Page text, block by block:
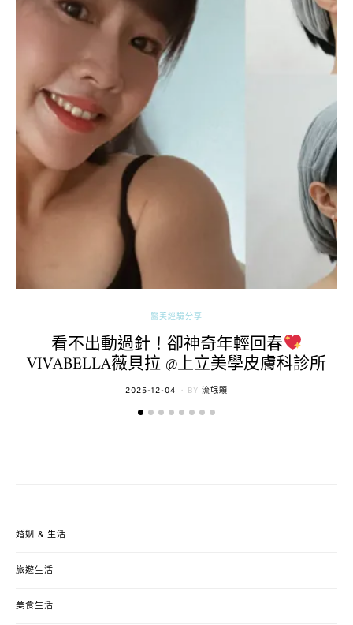
醫美經驗分享
看不出動過針！卻神奇年輕回春
VIVABELLA薇貝拉 @上立美學皮膚科診所
POSTED
2025-12-04 BY 流氓顆
婚姻 & 生活
旅遊生活
美食生活